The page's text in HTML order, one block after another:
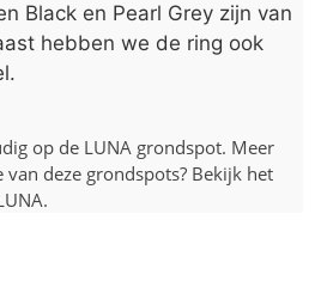
Black en Pearl Grey zijn van
hebben we de ring ook
op de LUNA grondspot. Meer
deze grondspots? Bekijk het